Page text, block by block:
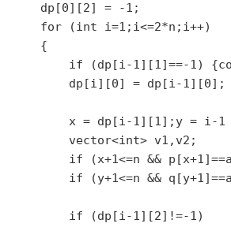
    dp[0][2] = -1;
    for (int i=1;i<=2*n;i++)
    {
if (dp[i-1][1]==-1)
        dp[i][0] = dp[i-1][0];
x = dp[i-1][1];y = i-1
        vector<int> v1,v2;
if (x+1<=n &&
if (y+1<=n &&
        if (dp[i-1][2]!=-1)